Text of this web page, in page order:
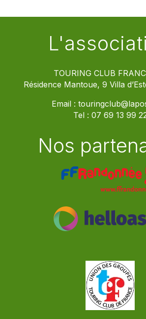
TOURING CLUB
Résidence Mantoue, 9 Villa
Email :
Tel : 07 69 13 99
Nos